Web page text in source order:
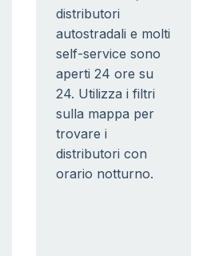
distributori
autostradali e molti
self-service sono
aperti 24 ore su
24. Utilizza i filtri
sulla mappa per
trovare i
distributori con
orario notturno.